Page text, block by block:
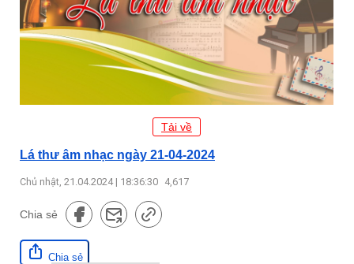
Tải về
Lá thư âm nhạc ngày 21-04-2024
Chủ nhật, 21.04.2024 | 18:36:30 4,617
Chia sẻ
Chia sẻ